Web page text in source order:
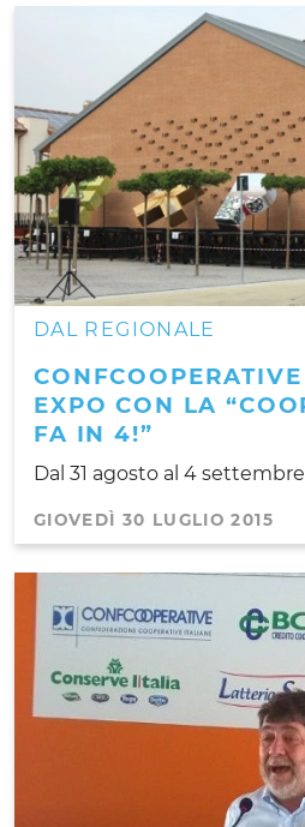
DAL REGIONALE
EXPO CON LA
FA IN 4!”
Dal 31 agosto al 4
GIOVEDÌ 30 LUGLIO 2015